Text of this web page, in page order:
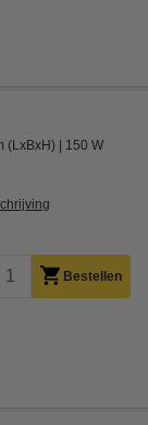
(LxBxH)
150 W
Bestellen